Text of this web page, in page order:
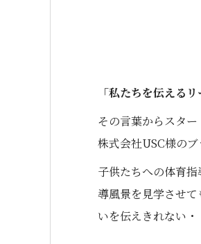
「私たちを伝える
その言葉からスタ
株式会社USC様のブ
子供たちへの体育
導風景を見学させ
いを伝えきれない・